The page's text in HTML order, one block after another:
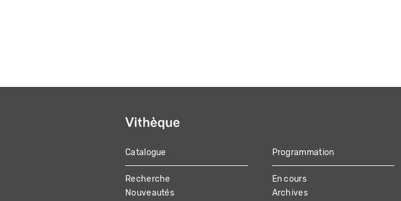
MAIN
NAVIGATION
Catalogue
Recherche
Nouveautés
Programmation
En cours
Archives